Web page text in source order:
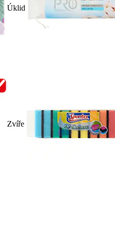
Úklid
Zvíře